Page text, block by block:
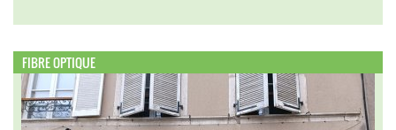
FIBRE OPTIQUE